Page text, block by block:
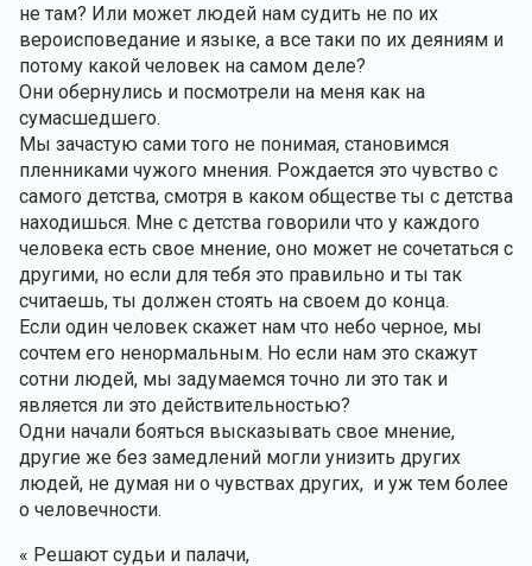
не там? Или может людей нам судить не по их
вероисповедание и языке, а все таки по их деяниям и
потому какой человек на самом деле?
Они обернулись и посмотрели на меня как на
сумасшедшего.
Мы зачастую сами того не понимая, становимся
пленниками чужого мнения. Рождается это чувство с
самого детства, смотря в каком обществе ты с детства
находишься. Мне с детства говорили что у каждого
человека есть свое мнение, оно может не сочетаться с
другими, но если для тебя это правильно и ты так
считаешь, ты должен стоять на своем до конца.
Если один человек скажет нам что небо черное, мы
сочтем его ненормальным. Но если нам это скажут
сотни людей, мы задумаемся точно ли это так и
является ли это действительностью?
Одни начали бояться высказывать свое мнение,
другие же без замедлений могли унизить других
людей, не думая ни о чувствах других,  и уж тем более
о человечности.
« Решают судьи и палачи,